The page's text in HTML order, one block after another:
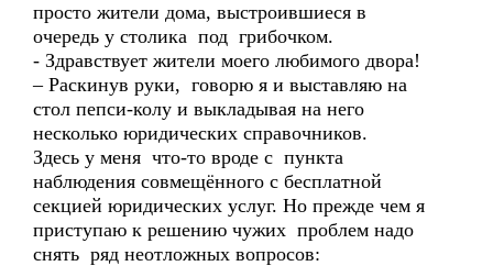
просто жители дома, выстроившиеся в
очередь у столика под грибочком.
- Здравствует жители моего любимого двора!
– Раскинув руки, говорю я и выставляю на
стол пепси-колу и выкладывая на него
несколько юридических справочников.
Здесь у меня что-то вроде с пункта
наблюдения совмещённого с бесплатной
секцией юридических услуг. Но прежде чем я
приступаю к решению чужих проблем надо
снять ряд неотложных вопросов: